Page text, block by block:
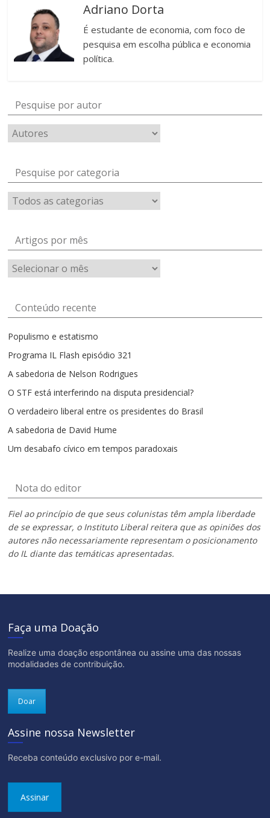
Adriano Dorta
É estudante de economia, com foco de
pesquisa em escolha pública e economia
política.
Pesquise por autor
Pesquise por categoria
Artigos por mês
Artigos
por
Conteúdo recente
Populismo e estatismo
Programa IL Flash episódio 321
A sabedoria de Nelson Rodrigues
O STF está interferindo na disputa presidencial?
O verdadeiro liberal entre os presidentes do Brasil
A sabedoria de David Hume
Um desabafo cívico em tempos paradoxais
Nota do editor
Fiel ao princípio de que seus colunistas têm ampla liberdade
de se expressar, o Instituto Liberal reitera que as opiniões dos
autores não necessariamente representam o posicionamento
do IL diante das temáticas apresentadas.
Faça uma Doação
Realize uma doação espontânea ou assine uma das nossas
modalidades de contribuição.
Doar
Assine nossa Newsletter
Receba conteúdo exclusivo por e-mail.
Assinar